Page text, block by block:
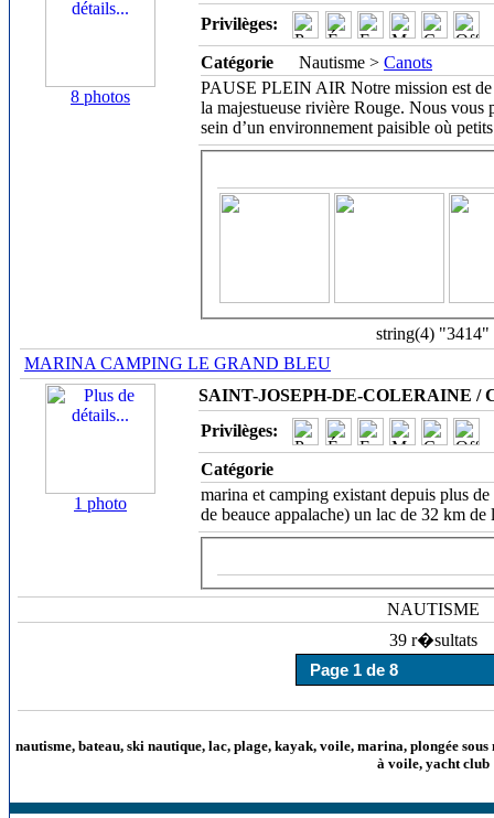
8 photos
Privilèges:
Catégorie Nautisme > Canots
PAUSE PLEIN AIR Notre mission est
la majestueuse rivière Rouge. Nous vous
sein d’un environnement paisible où
string(4) "3414"
MARINA CAMPING LE GRAND BLEU
1 photo
SAINT-JOSEPH-DE-COLERAINE /
Privilèges:
Catégorie
marina et camping existant depuis plus
de beauce appalache) un lac de 32 km de
NAUTISME
39 r�sultats
nautisme, bateau, ski nautique, lac, plage, kayak, voile, marina, plongée
à voile, yacht club